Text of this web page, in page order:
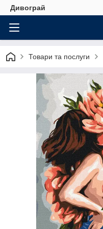
Дивограй
Товари та послуги